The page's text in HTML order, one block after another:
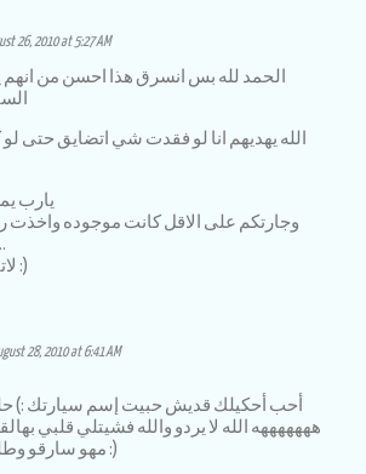
26, 2010 at 5:27 AM
الحمد لله بس انسرق هذا احسن من
الله يهديهم انا لو فقدت شي اتضايق حتى
يارب
وجارتكم على الاقل كانت موجوده واخذت
السيارة ..
لاتتضايقين :)
28, 2010 at 6:41 AM
أحب أحكيلك قديش حبيت إسم سيارتك :)
هههههههه الله لا يردو والله فشيتلي قلبي
مهو سارقو وطلع خربان :)